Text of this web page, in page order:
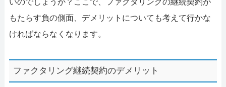
もたらす負の側面、デメリットについても考えて行かな
ければならなくなります。
ファクタリング継続契約のデメリット